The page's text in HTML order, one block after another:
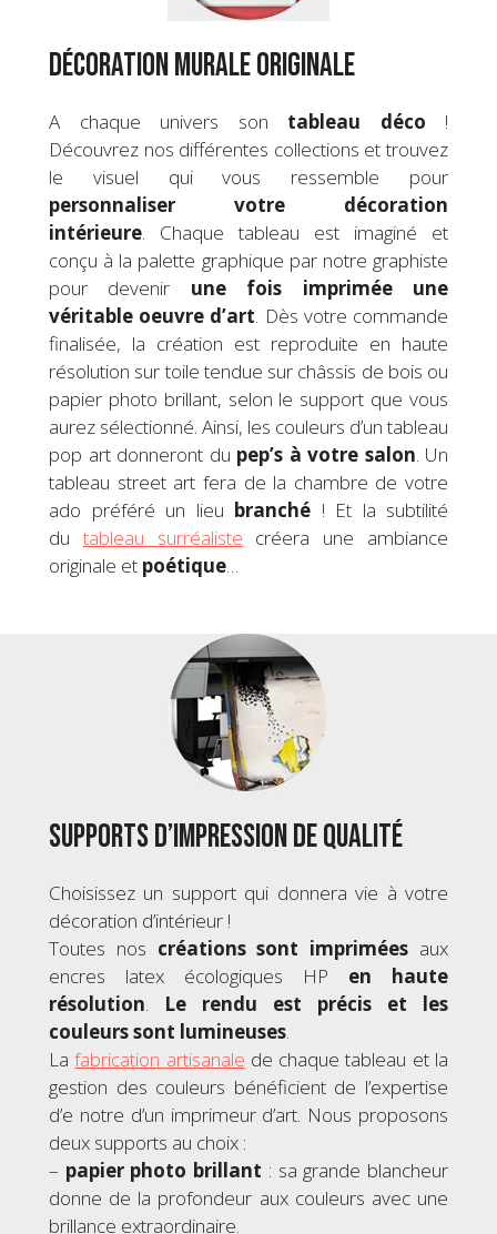
Décoration murale originale
A chaque univers son tableau déco !
Découvrez nos différentes collections et trouvez
le visuel qui vous ressemble pour
personnaliser votre
décoration
intérieure. Chaque tableau est imaginé et
conçu à la palette graphique par notre graphiste
pour devenir une fois imprimée
une
véritable oeuvre d’art. Dès votre commande
finalisée, la création est reproduite en haute
résolution sur toile tendue sur châssis de bois ou
papier photo brillant, selon le support que vous
aurez sélectionné. Ainsi, les couleurs d’un tableau
pop art donneront du pep’s à votre salon. Un
tableau street art fera de la chambre de votre
ado préféré un lieu branché ! Et la subtilité
dutableau surréaliste créera une ambiance
originale et poétique…
Supports d’impression de qualité
Choisissez un support qui donnera vie à votre
décoration d’intérieur !
Toutes nos créations sont imprimées aux
encres latex écologiques HP en haute
résolution. Le rendu est précis et les
couleurs sont lumineuses.
Lafabrication artisanale de chaque tableau et la
gestion des couleurs bénéficient de l’expertise
d’e notre d’un imprimeur d’art. Nous proposons
deux supports au choix :
– papier photo brillant : sa grande blancheur
donne de la profondeur aux couleurs avec une
brillance extraordinaire.